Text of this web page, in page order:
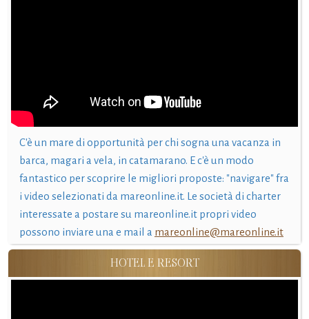
C'è un mare di opportunità per chi sogna una vacanza in
barca, magari a vela, in catamarano. E c'è un modo
fantastico per scoprire le migliori proposte: "navigare" fra
i video selezionati da mareonline.it. Le società di charter
interessate a postare su mareonline.it propri video
possono inviare una e mail a mareonline@mareonline.it
HOTEL E RESORT